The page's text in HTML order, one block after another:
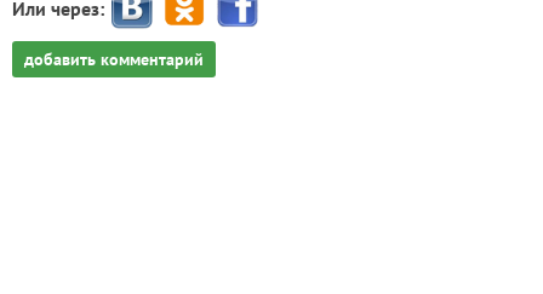
Или через:
добавить комментарий